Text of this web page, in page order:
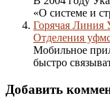
«О системе и
Горячая Линия
Отделения
Мобильное
быстро
Добавить